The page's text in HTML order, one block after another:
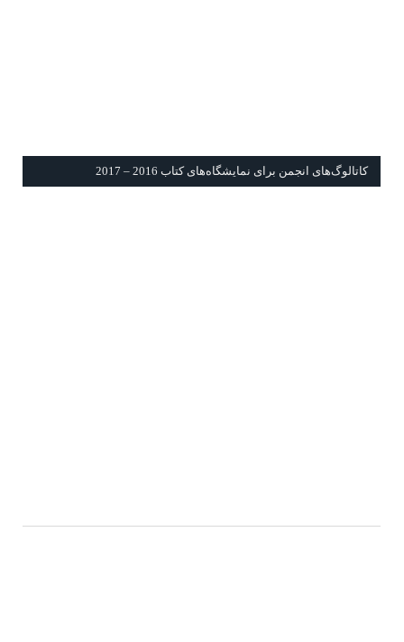
كاتالوگ‌های انجمن برای نمايشگاه‌های كتاب 2016 – 2017